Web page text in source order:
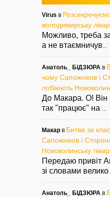
Virus в
володимирську
Можливо, треба
а не втаємничув
Анатоль_ БІДЗЮРА в
чому Сапожніков і
лобіюють
До Макара. О! Він
так "працює" на
Макар в Битва за
Сапожніков і
Нововолинську
Передаю привіт
зі словами велико
Анатоль_ БІДЗЮРА в